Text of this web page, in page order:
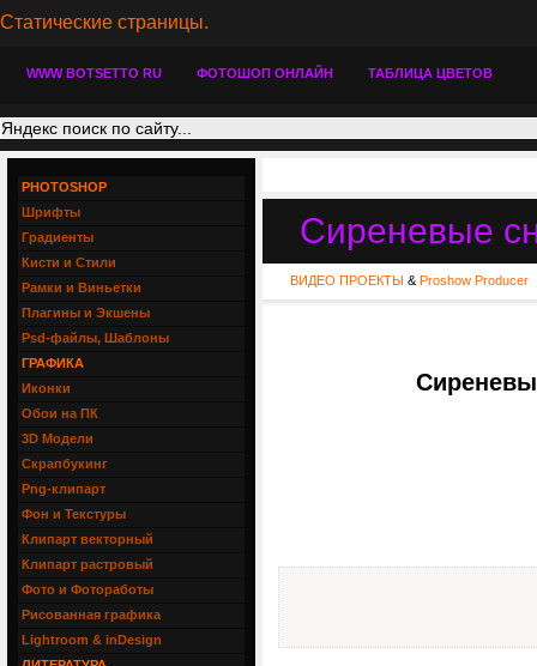
Статические страницы.
WWW BOTSETTO RU ФОТОШОП ОНЛАЙН ТАБЛИЦА ЦВЕТОВ
Сиреневые
ВИДЕО ПРОЕКТЫ & Proshow Producer
PHOTOSHOP
Шрифты
Градиенты
Кисти и Стили
Рамки и Виньетки
Плагины и Экшены
Psd-файлы, Шаблоны
ГРАФИКА
Иконки
Обои на ПК
3D Модели
Скрапбукинг
Png-клипарт
Фон и Текстуры
Клипарт векторный
Клипарт растровый
Фото и Фотоработы
Рисованная графика
Lightroom & inDesign